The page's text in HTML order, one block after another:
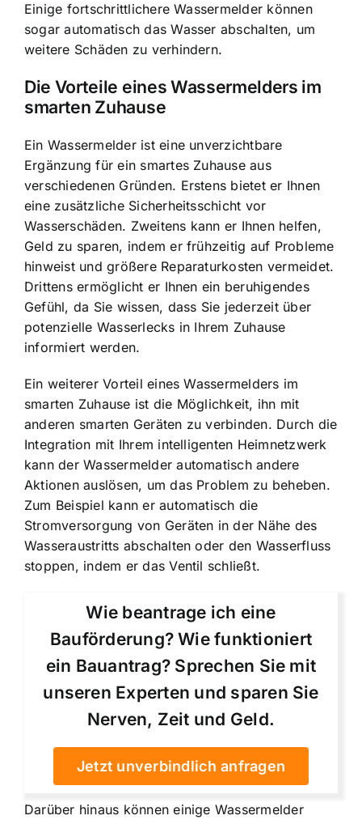
Einige fortschrittlichere Wassermelder können
sogar automatisch das Wasser abschalten, um
weitere Schäden zu verhindern.
Die Vorteile eines Wassermelders im
smarten Zuhause
Ein Wassermelder ist eine unverzichtbare
Ergänzung für ein smartes Zuhause aus
verschiedenen Gründen. Erstens bietet er Ihnen
eine zusätzliche Sicherheitsschicht vor
Wasserschäden. Zweitens kann er Ihnen helfen,
Geld zu sparen, indem er frühzeitig auf Probleme
hinweist und größere Reparaturkosten vermeidet.
Drittens ermöglicht er Ihnen ein beruhigendes
Gefühl, da Sie wissen, dass Sie jederzeit über
potenzielle Wasserlecks in Ihrem Zuhause
informiert werden.
Ein weiterer Vorteil eines Wassermelders im
smarten Zuhause ist die Möglichkeit, ihn mit
anderen smarten Geräten zu verbinden. Durch die
Integration mit Ihrem intelligenten Heimnetzwerk
kann der Wassermelder automatisch andere
Aktionen auslösen, um das Problem zu beheben.
Zum Beispiel kann er automatisch die
Stromversorgung von Geräten in der Nähe des
Wasseraustritts abschalten oder den Wasserfluss
stoppen, indem er das Ventil schließt.
Wie beantrage ich eine
Bauförderung? Wie funktioniert
ein Bauantrag? Sprechen Sie mit
unseren Experten und sparen Sie
Nerven, Zeit und Geld.
Jetzt unverbindlich anfragen
Darüber hinaus können einige Wassermelder